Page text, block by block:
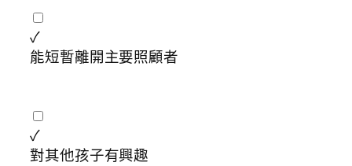
✓
能短暫離開主要照顧者
✓
對其他孩子有興趣